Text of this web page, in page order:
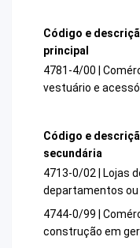
Código e
principal
4781-4/00 |
vestuário e
Código e
secundária
4713-0/02 | Lojas
departamentos
4744-0/99 |
construção em